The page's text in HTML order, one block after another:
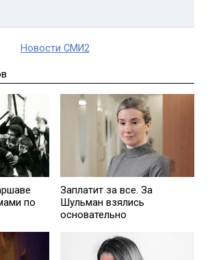
Новости СМИ2
по
Заплатит за все. За
Шульман взялись
основательно